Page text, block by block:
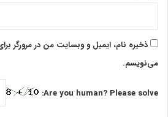
ذخیره نام، ایمیل و وبسایت من در مرورگر
می‌نویسم.
Are you human? Please solve: